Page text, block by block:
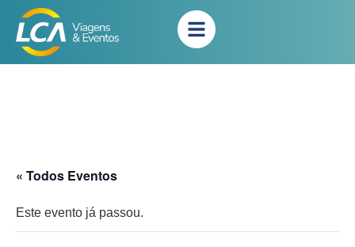
« Todos Eventos
Este evento já passou.